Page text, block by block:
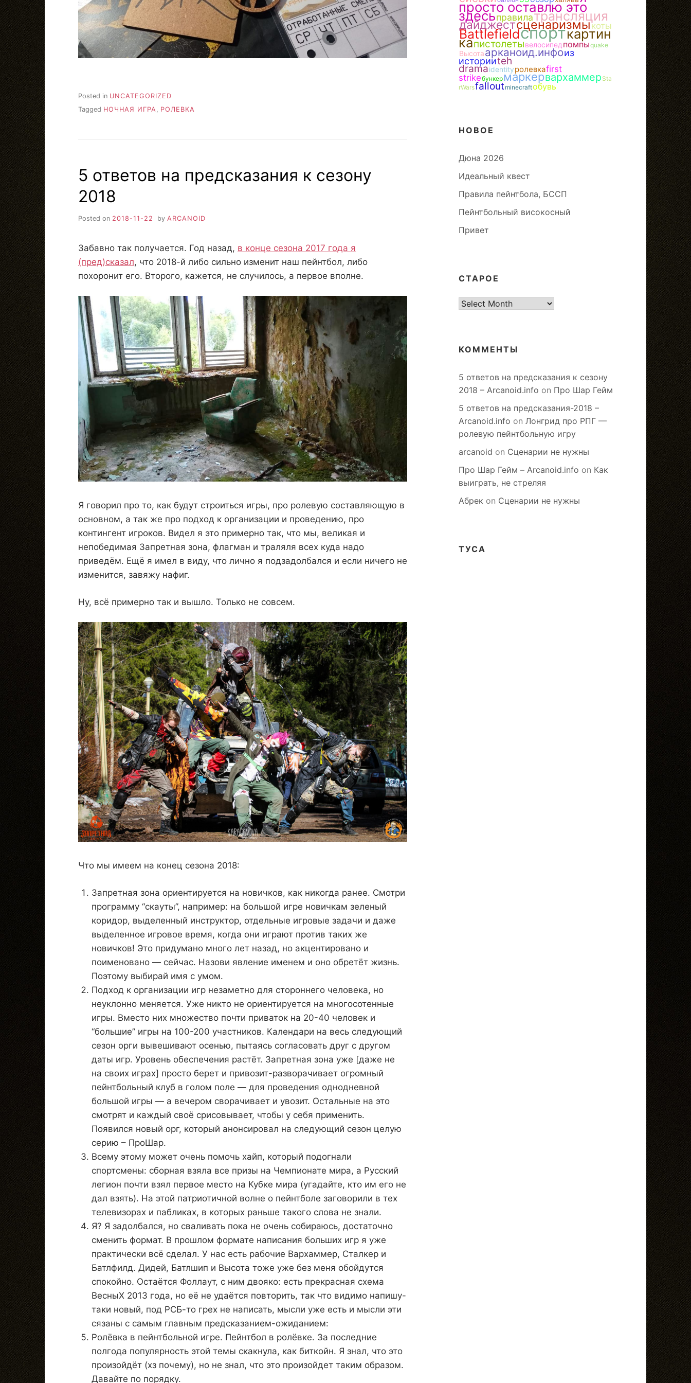
Posted in UNCATEGORIZED
Tagged НОЧНАЯ ИГРА РОЛЕВКА
5 ответов на предсказания к сезону
2018
Posted on 2018-11-22 by ARCANOID
Забавно так получается. Год назад, в конце сезона 2017 года я
(пред)сказал, что 2018-й либо сильно изменит наш пейнтбол, либо
похоронит его. Второго, кажется, не случилось, а первое вполне.
Я говорил про то, как будут строиться игры, про ролевую составляющую в
основном, а так же про подход к организации и проведению, про
контингент игроков. Видел я это примерно так, что мы, великая и
непобедимая Запретная зона, флагман и траляля всех куда надо
приведём. Ещё я имел в виду, что лично я подзадолбался и если ничего не
изменится, завяжу нафиг.
Ну, всё примерно так и вышло. Только не совсем.
Что мы имеем на конец сезона 2018:
Запретная зона ориентируется на новичков, как никогда ранее. Смотри
программу “скауты”, например: на большой игре новичкам зеленый
коридор, выделенный инструктор, отдельные игровые задачи и даже
выделенное игровое время, когда они играют против таких же
новичков! Это придумано много лет назад, но акцентировано и
поименовано — сейчас. Назови явление именем и оно обретёт жизнь.
Поэтому выбирай имя с умом.
Подход к организации игр незаметно для стороннего человека, но
неуклонно меняется. Уже никто не ориентируется на многосотенные
игры. Вместо них множество почти приваток на 20-40 человек и
“большие” игры на 100-200 участников. Календари на весь следующий
сезон орги вывешивают осенью, пытаясь согласовать друг с другом
даты игр. Уровень обеспечения растёт. Запретная зона уже [даже не
на своих играх] просто берет и привозит-разворачивает огромный
пейнтбольный клуб в голом поле — для проведения однодневной
большой игры — а вечером сворачивает и увозит. Остальные на это
смотрят и каждый своё срисовывает, чтобы у себя применить.
Появился новый орг, который анонсировал на следующий сезон целую
серию – ПроШар.
Всему этому может очень помочь хайп, который подогнали
спортсмены: сборная взяла все призы на Чемпионате мира, а Русский
легион почти взял первое место на Кубке мира (угадайте, кто им его не
дал взять). На этой патриотичной волне о пейнтболе заговорили в тех
телевизорах и пабликах, в которых раньше такого слова не знали.
Я? Я задолбался, но сваливать пока не очень собираюсь, достаточно
сменить формат. В прошлом формате написания больших игр я уже
практически всё сделал. У нас есть рабочие Вархаммер, Сталкер и
Батлфилд. Дидей, Батлшип и Высота тоже уже без меня обойдутся
спокойно. Остаётся Фоллаут, с ним двояко: есть прекрасная схема
ВесныХ 2013 года, но её не удаётся повторить, так что видимо напишу-
таки новый, под РСБ-то грех не написать, мысли уже есть и мысли эти
сязаны с самым главным предсказанием-ожиданием:
Ролёвка в пейнтбольной игре. Пейнтбол в ролёвке. За последние
полгода популярность этой темы скакнула, как биткойн. Я знал, что это
произойдёт (хз почему), но не знал, что это произойдет таким образом.
Давайте по порядку.
просто оставлю это
здесьправилатрансляция
дайджестсценаризмыкоты
Battlefieldспорткартин
капистолетывелосипед помпыquake
Высотаарканоид.инфоиз
историиteh
dramaidentityролевкаfirst
strikeбункермаркервархаммер Sta
rWarsfallout minecraftобувь
НОВОЕ
Дюна 2026
Идеальный квест
Правила пейнтбола, БССП
Пейнтбольный високосный
Привет
СТАРОЕ
старое
КОММЕНТЫ
5 ответов на предсказания к сезону
2018 – Arcanoid.info on Про Шар Гейм
5 ответов на предсказания-2018 –
Arcanoid.info on Лонгрид про РПГ —
ролевую пейнтбольную игру
arcanoid on Сценарии не нужны
Про Шар Гейм – Arcanoid.info on Как
выиграть, не стреляя
Абрек on Сценарии не нужны
ТУСА